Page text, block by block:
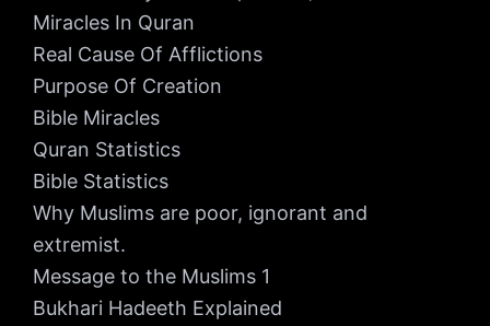
Miracles In Quran
Real Cause Of Afflictions
Purpose Of Creation
Bible Miracles
Quran Statistics
Bible Statistics
Why Muslims are poor, ignorant and
extremist.
Message to the Muslims 1
Bukhari Hadeeth Explained